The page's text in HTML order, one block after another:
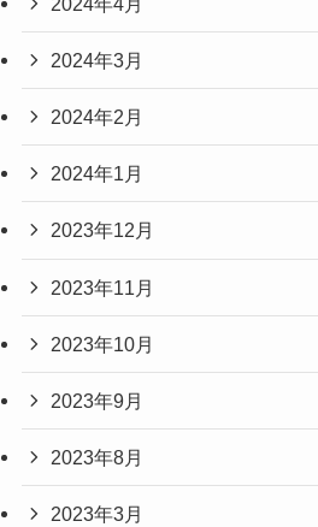
2024年3月
2024年2月
2024年1月
2023年12月
2023年11月
2023年10月
2023年9月
2023年8月
2023年3月